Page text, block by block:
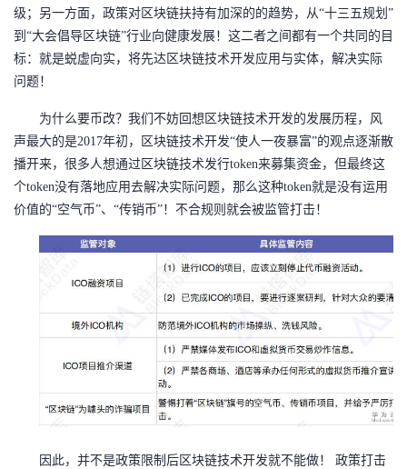
者
我
博
客
的
论
我
的
我
播
活
的
注
Programs
级；另一方面，政策对区块链扶持有加深的的趋势，从“十三五规划”
到“大会倡导区块链”行业向健康发展！这二者之间都有一个共同的目
标：就是蜕虚向实，将先达区块链技术开发应用与实体，解决实际
问题！
为什么要币改？我们不妨回想区块链技术开发的发展历程，风
声最大的是2017年初，区块链技术开发“使人一夜暴富”的观点逐渐散
播开来，很多人想通过区块链技术发行token来募集资金，但最终这
个token没有落地应用去解决实际问题，那么这种token就是没有运用
价值的“空气币”、“传销币”！不合规则就会被监管打击！
因此，并不是政策限制后区块链技术开发就不能做！
政策打击